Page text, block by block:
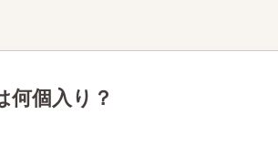
何個入り？